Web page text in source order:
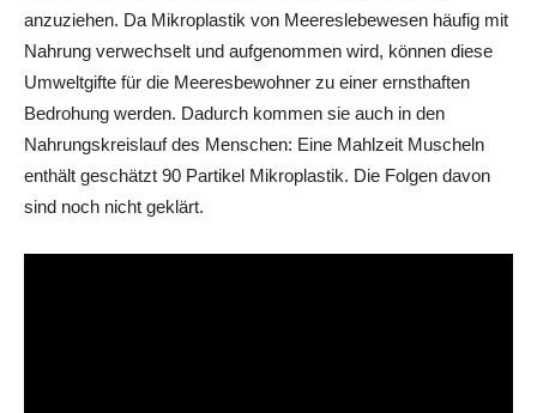
anzuziehen. Da Mikroplastik von Meereslebewesen häufig mit
Nahrung verwechselt und aufgenommen wird, können diese
Umweltgifte für die Meeresbewohner zu einer ernsthaften
Bedrohung werden. Dadurch kommen sie auch in den
Nahrungskreislauf des Menschen: Eine Mahlzeit Muscheln
enthält geschätzt 90 Partikel Mikroplastik. Die Folgen davon
sind noch nicht geklärt.